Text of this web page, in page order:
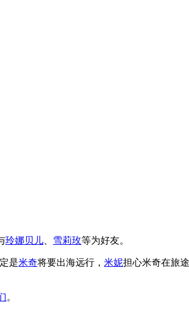
玲娜贝儿 雪莉玫等为好友。
是米奇将要出海远行， 米妮担心米奇在旅
。